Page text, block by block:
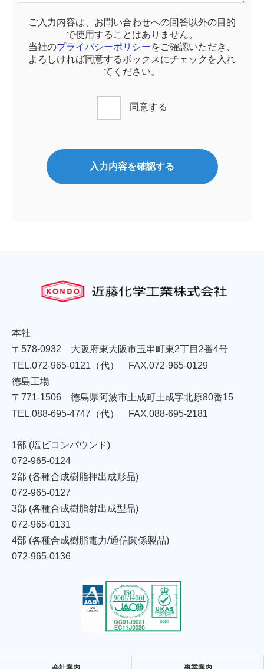
ご入力内容は、お問い合わせへの回答以外の目的
で使用することはありません。
当社のプライバシーポリシーをご確認いただき、
よろしければ同意するボックスにチェックを入れ
てください。
同意する
本社
〒578-0932 大阪府東大阪市玉串町東2丁目2番4号
TEL.072-965-0121 （代）
FAX.072-965-0129
徳島工場
〒771-1506 徳島県阿波市土成町土成字北原80番15
TEL.088-695-4747 （代） FAX.088-695-2181
1部 (塩ビコンパウンド)
072-965-0124
2部 (各種合成樹脂押出成形品)
072-965-0127
3部 (各種合成樹脂射出成型品)
072-965-0131
4部 (各種合成樹脂電力/通信関係製品)
072-965-0136